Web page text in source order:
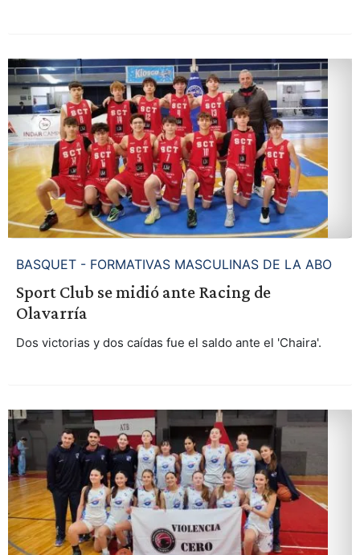
BASQUET - FORMATIVAS MASCULINAS DE LA ABO
Sport Club se midió ante Racing de
Olavarría
Dos victorias y dos caídas fue el saldo ante el 'Chaira'.